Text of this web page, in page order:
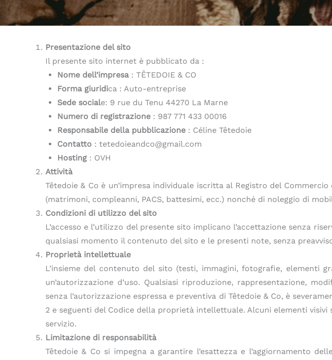
Presentazione del sito
Il presente sito internet è pubblicato da :
Nome dell’impresa: TÊTEDOIE & CO
Forma giuridica : Auto-entreprise
Sede sociale: 9 rue du Tenu 44270 La Marne
Numero di registrazione : 987 771 433 00016
Responsabile della pubblicazione : Céline Têtedoie
Contatto : tetedoieandco@gmail.com
Hosting : OVH
Attività
Têtedoie & Co è un’impresa individuale iscritta al Registro del
(matrimoni, compleanni, PACS, battesimi, ecc.) nonché di noleggio di
Condizioni di utilizzo del sito
L’accesso e l’utilizzo del presente sito implicano l’accettazione senza
qualsiasi momento il contenuto del sito e le presenti note, senza
Proprietà intellettuale
L’insieme del contenuto del sito (testi, immagini, fotografie, elementi
un’autorizzazione d’uso. Qualsiasi riproduzione, rappresentazione,
senza l’autorizzazione espressa e preventiva di Têtedoie & Co, è
2 e seguenti del Codice della proprietà intellettuale. Alcuni elementi
servizio.
Limitazione di responsabilità
Têtedoie & Co si impegna a garantire l’esattezza e l’aggiornamento